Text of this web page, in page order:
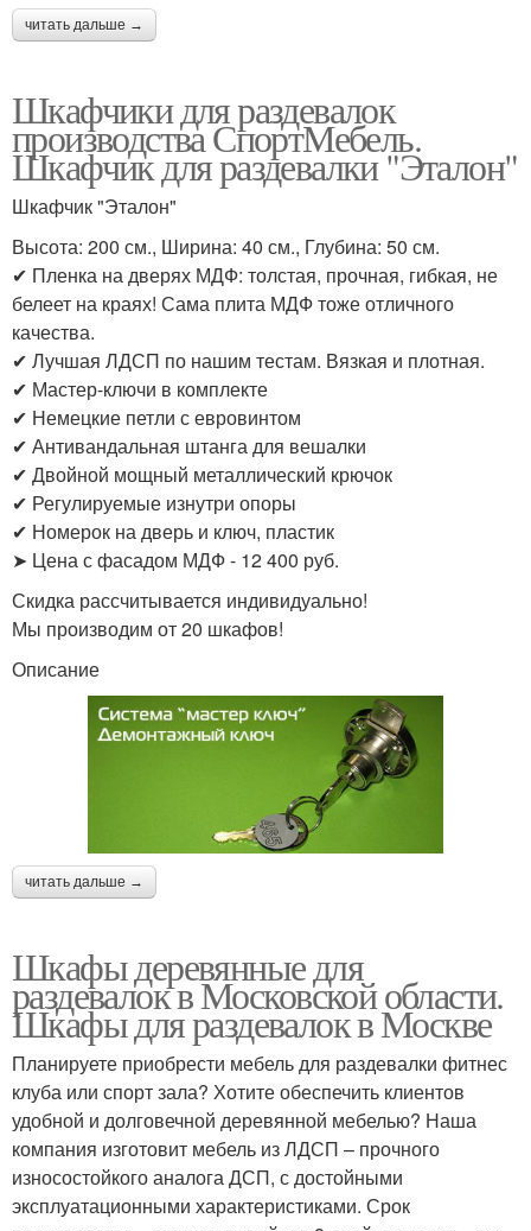
читать дальше →
Шкафчики для раздевалок
производства СпортМебель.
Шкафчик для раздевалки "Эталон"
Шкафчик "Эталон"
Высота: 200 см., Ширина: 40 см., Глубина: 50 см.
✔ Пленка на дверях МДФ: толстая, прочная, гибкая, не
белеет на краях! Сама плита МДФ тоже отличного
качества.
✔ Лучшая ЛДСП по нашим тестам. Вязкая и плотная.
✔ Мастер-ключи в комплекте
✔ Немецкие петли с евровинтом
✔ Антивандальная штанга для вешалки
✔ Двойной мощный металлический крючок
✔ Регулируемые изнутри опоры
✔ Номерок на дверь и ключ, пластик
➤ Цена с фасадом МДФ - 12 400 руб.
Скидка рассчитывается индивидуально!
Мы производим от 20 шкафов!
Описание
читать дальше →
Шкафы деревянные для
раздевалок в Московской области.
Шкафы для раздевалок в Москве
Планируете приобрести мебель для раздевалки фитнес
клуба или спорт зала? Хотите обеспечить клиентов
удобной и долговечной деревянной мебелью? Наша
компания изготовит мебель из ЛДСП – прочного
износостойкого аналога ДСП, с достойными
эксплуатационными характеристиками. Срок